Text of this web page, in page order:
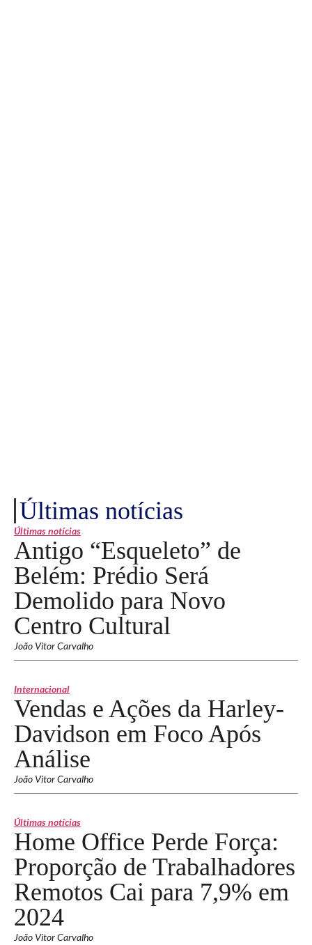
Últimas notícias
Últimas notícias
Antigo “Esqueleto” de
Belém: Prédio Será
Demolido para Novo
Centro Cultural
João Vitor Carvalho
Internacional
Vendas e Ações da Harley-
Davidson em Foco Após
Análise
João Vitor Carvalho
Últimas notícias
Home Office Perde Força:
Proporção de Trabalhadores
Remotos Cai para 7,9% em
2024
João Vitor Carvalho